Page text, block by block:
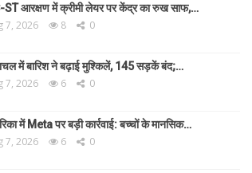
ST आरक्षण में क्रीमी लेयर पर केंद्र का रुख साफ,…
7, 2026 8 0
में बारिश ने बढ़ाई मुश्किलें, 145 सड़कें बंद;…
7, 2026 6 0
में Meta पर बड़ी कार्रवाई: बच्चों के मानसिक…
7, 2026 6 0